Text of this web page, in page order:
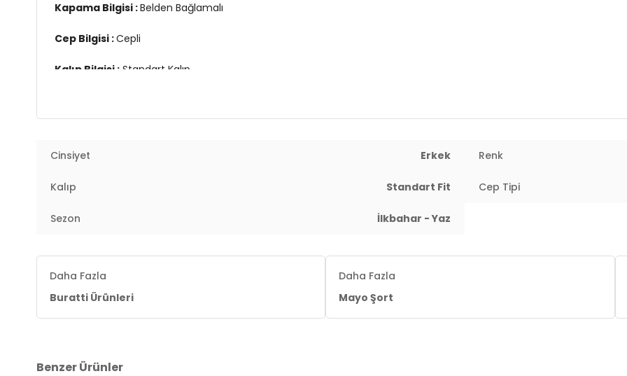
Kapama Bilgisi :Belden Bağlamalı
Cep Bilgisi :Cepli
Kalıp Bilgisi : Standart Kalıp
Cinsiyet Erkek Renk
Kalıp Standart Fit Cep Tipi
Sezon İlkbahar - Yaz
Daha Fazla
Buratti Ürünleri
Daha Fazla
Mayo Şort
Benzer Ürünler